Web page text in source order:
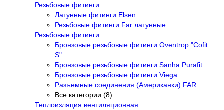
Резьбовые фитинги
Латунные фитинги Elsen
Резьбовые фитинги Far латунные
Резьбовые фитинги
Бронзовые резьбовые фитинги Oventrop "Cofit
S"
Бронзовые резьбовые фитинги Sanha Purafit
Бронзовые резьбовые фитинги Viega
Разъемные соединения (Американки) FAR
Все категории (8)
Теплоизляция вентиляционная